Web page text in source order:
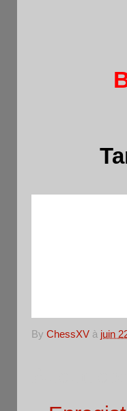
By ChessXV à juin